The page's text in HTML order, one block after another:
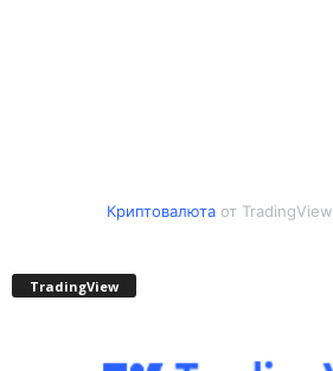
Криптовалютаот TradingView
TradingView